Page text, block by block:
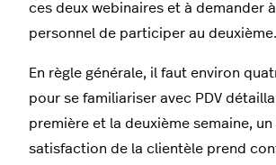
ces deux webinaires et à demander
personnel de participer au deuxième.
En règle générale, il faut environ
pour se familiariser avec PDV
première et la deuxième semaine,
satisfaction de la clientèle prend